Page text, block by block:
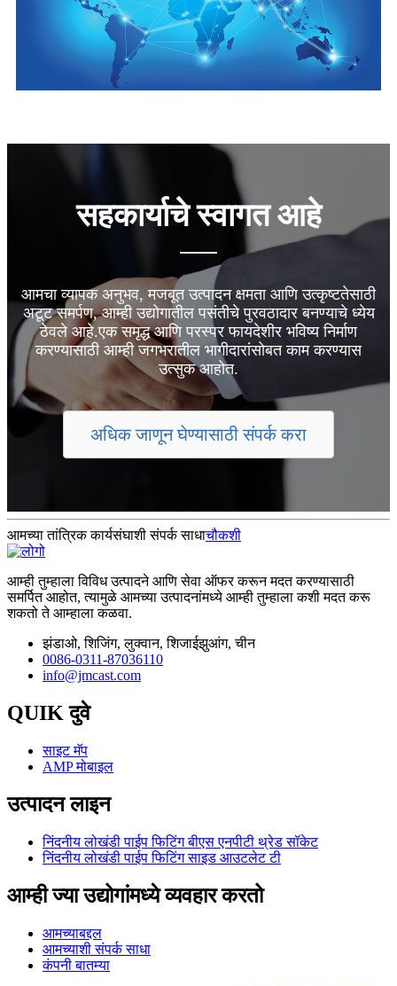
सहकार्याचे स्वागत आहे
आमचा व्यापक अनुभव, मजबूत उत्पादन क्षमता आणि उत्कृष्टतेसाठी
अटूट समर्पण, आम्ही उद्योगातील पसंतीचे पुरवठादार बनण्याचे ध्येय
ठेवले आहे.एक समृद्ध आणि परस्पर फायदेशीर भविष्य निर्माण
करण्यासाठी आम्ही जगभरातील भागीदारांसोबत काम करण्यास
उत्सुक आहोत.
अधिक जाणून घेण्यासाठी संपर्क करा
आमच्या तांत्रिक कार्यसंघाशी संपर्क साधाचौकशी
आम्ही तुम्हाला विविध उत्पादने आणि सेवा ऑफर करून मदत करण्यासाठी
समर्पित आहोत, त्यामुळे आमच्या उत्पादनांमध्ये आम्ही तुम्हाला कशी मदत करू
शकतो ते आम्हाला कळवा.
झंडाओ, शिजिंग, लुक्वान, शिजाईझुआंग, चीन
0086-0311-87036110
info@jmcast.com
QUIK दुवे
साइट मॅप
AMP मोबाइल
उत्पादन लाइन
निंदनीय लोखंडी पाईप फिटिंग बीएस एनपीटी थ्रेड सॉकेट
निंदनीय लोखंडी पाईप फिटिंग साइड आउटलेट टी
आम्ही ज्या उद्योगांमध्ये व्यवहार करतो
आमच्याबद्दल
आमच्याशी संपर्क साधा
कंपनी बातम्या